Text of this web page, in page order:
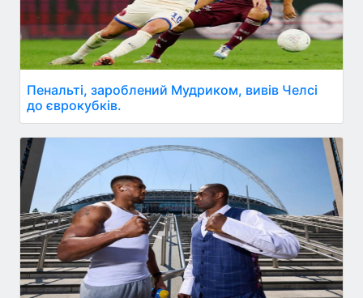
Пенальті, зароблений Мудриком, вивів Челсі
до єврокубків.